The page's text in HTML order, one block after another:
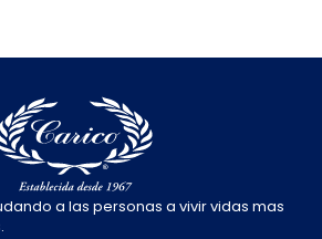
a las personas a vivir vidas mas